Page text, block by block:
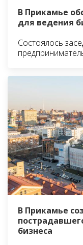
В Прикамье
для ведения
Состоялось
В Прикамье
бизнеса